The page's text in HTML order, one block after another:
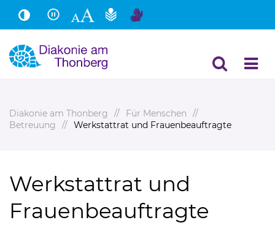
Hauptinhalt
Fußbereich
Diakonie am Thonberg
Für Menschen
Betreuung
Werkstattrat und Frauenbeauftragte
Werkstattrat und
Frauenbeauftragte